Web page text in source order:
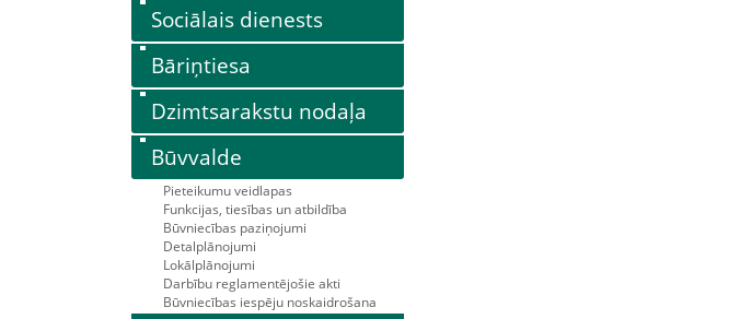
Sociālais dienests
Bāriņtiesa
Dzimtsarakstu nodaļa
Būvvalde
Pieteikumu veidlapas
Funkcijas, tiesības un atbildība
Būvniecības paziņojumi
Detalplānojumi
Lokālplānojumi
Darbību reglamentējošie akti
Būvniecības iespēju noskaidrošana